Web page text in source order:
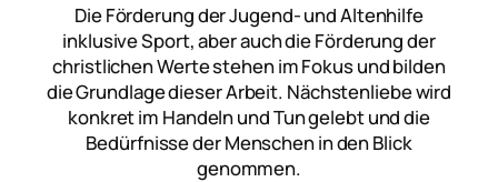
Die Förderung der Jugend- und Altenhilfe
inklusive Sport, aber auch die Förderung der
christlichen Werte stehen im Fokus und bilden
die Grundlage dieser Arbeit. Nächstenliebe wird
konkret im Handeln und Tun gelebt und die
Bedürfnisse der Menschen in den Blick
genommen.